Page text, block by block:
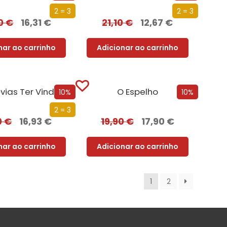
2 = 3
€ 16,31 €
ao carrinho
2 = 3
21,10€ 12,67 €
Adicionar ao carrinho
10%
2 = 3
Ter Vindo
€ 16,93 €
ao carrinho
10%
O Espelho
19,90€ 17,90 €
Adicionar ao carrinho
1 2